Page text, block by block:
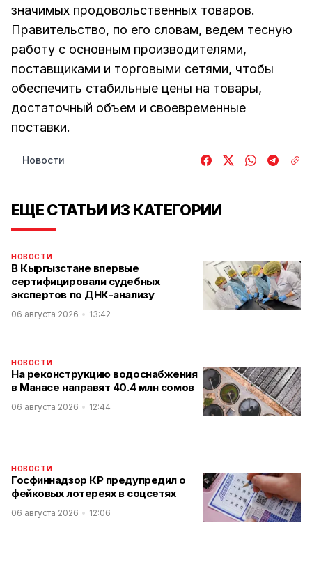
значимых продовольственных товаров.
Правительство, по его словам, ведем тесную
работу с основным производителями,
поставщиками и торговыми сетями, чтобы
обеспечить стабильные цены на товары,
достаточный объем и своевременные
поставки.
Новости
ЕЩЕ СТАТЬИ ИЗ КАТЕГОРИИ
НОВОСТИ
В Кыргызстане впервые
сертифицировали судебных
экспертов по ДНК-анализу
06 августа 2026 13:42
НОВОСТИ
На реконструкцию водоснабжения
в Манасе направят 40.4 млн сомов
06 августа 2026 12:44
НОВОСТИ
Госфиннадзор КР предупредил о
фейковых лотереях в соцсетях
06 августа 2026 12:06